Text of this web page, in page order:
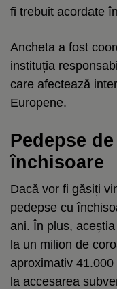
fi trebuit acordate
Ancheta a fost
instituția
care afectează
Europene.
Pedepse
închisoare
Dacă vor fi găsiți
pedepse cu
ani. În plus,
la un milion de
aproximativ
la accesarea